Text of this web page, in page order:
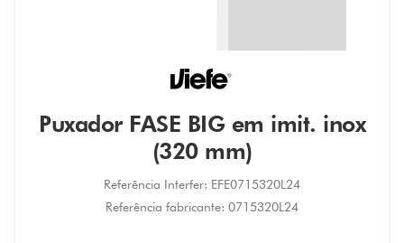
Puxador FASE BIG em imit. inox
(320 mm)
Referência Interfer: EFE0715320L24
Referência fabricante: 0715320L24